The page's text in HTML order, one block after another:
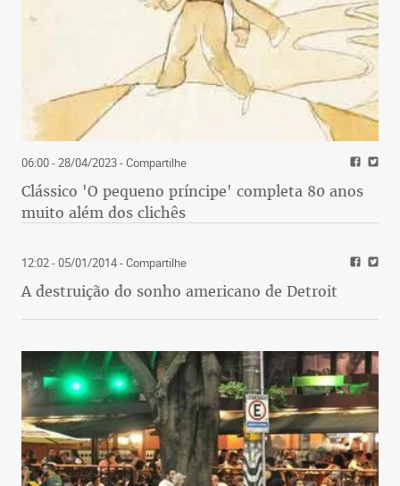
06:00 - 28/04/2023- Compartilhe
Clássico 'O pequeno príncipe' completa 80 anos
muito além dos clichês
12:02 - 05/01/2014- Compartilhe
A destruição do sonho americano de Detroit